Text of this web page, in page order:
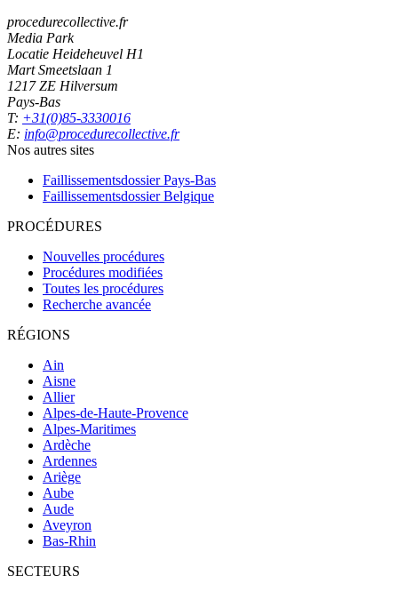
procedurecollective.fr
Media Park
Locatie Heideheuvel H1
Mart Smeetslaan 1
1217 ZE Hilversum
Pays-Bas
T: +31(0)85-3330016
E: info@procedurecollective.fr
Nos autres sites
Faillissementsdossier Pays-Bas
Faillissementsdossier Belgique
PROCÉDURES
Nouvelles procédures
Procédures modifiées
Toutes les procédures
Recherche avancée
RÉGIONS
Ain
Aisne
Allier
Alpes-de-Haute-Provence
Alpes-Maritimes
Ardèche
Ardennes
Ariège
Aube
Aude
Aveyron
Bas-Rhin
SECTEURS